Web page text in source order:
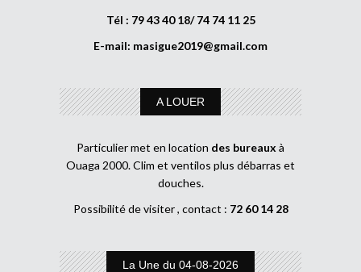
Tél : 79 43 40 18/ 74 74 11 25
E-mail: masigue2019@gmail.com
A LOUER
Particulier met en location des bureaux à
Ouaga 2000. Clim et ventilos plus débarras et
douches.
Possibilité de visiter , contact : 72 60 14 28
La Une du 04-08-2026